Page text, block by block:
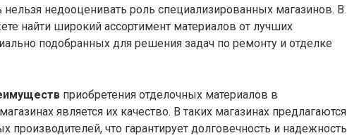
нельзя недооценивать роль специализированных магазинов. В
найти широкий ассортимент материалов от лучших
подобранных для решения задач по ремонту и отделке
приобретения отделочных материалов в
является их качество. В таких магазинах предлагаются
производителей, что гарантирует долговечность и надежность